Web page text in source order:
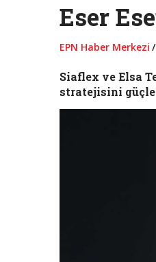
Eser
EPN Haber Merkezi /
Siaflex ve Elsa
stratejisini